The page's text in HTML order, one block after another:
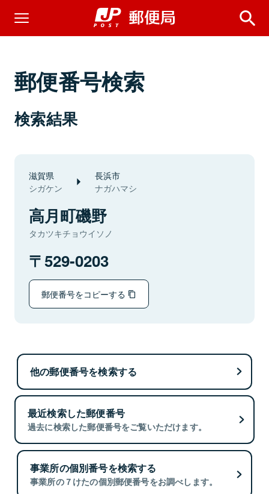
郵便番号検索
検索結果
滋賀県
シガケン
長浜市
ナガハマシ
高月町磯野
タカツキチョウイソノ
529-0203
郵便番号をコピーする
他の郵便番号を検索する
最近検索した郵便番号
過去に検索した郵便番号をご覧いただけます。
事業所の個別番号を検索する
事業所の７けたの個別郵便番号をお調べします。